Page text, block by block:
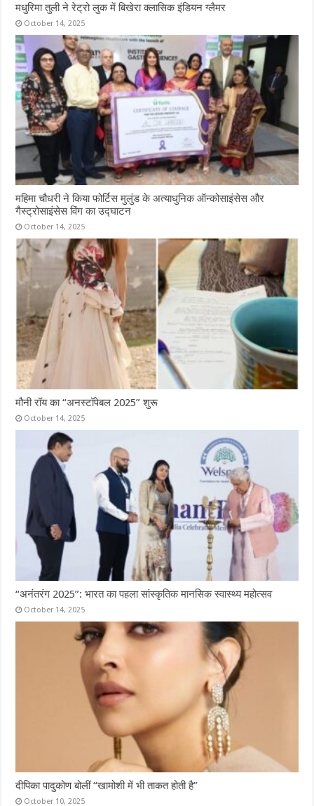
मधुरिमा तुली ने रेट्रो लुक में बिखेरा क्लासिक इंडियन ग्लैमर
October 14, 2025
महिमा चौधरी ने किया फोर्टिस मुलुंड के अत्याधुनिक ऑन्कोसाइंसेस और
गैस्ट्रोसाइंसेस विंग का उद्घाटन
October 14, 2025
मौनी रॉय का “अनस्टॉपेबल 2025” शुरू
October 14, 2025
“अनंतरंग 2025”: भारत का पहला सांस्कृतिक मानसिक स्वास्थ्य महोत्सव
October 14, 2025
दीपिका पादुकोण बोलीं “खामोशी में भी ताकत होती है”
October 10, 2025